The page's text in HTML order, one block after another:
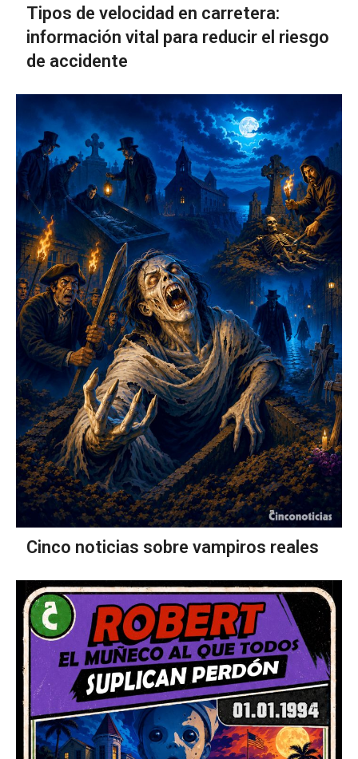
Tipos de velocidad en carretera:
información vital para reducir el riesgo
de accidente
Cinco noticias sobre vampiros reales